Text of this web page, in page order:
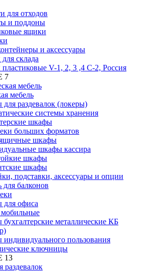
для отходов
и поддоны
ящики
и аксессуары
склада
V-1, 2, 3 ,4 С-2, Россия
7
мебель
раздевалок (локеры)
системы хранения
шкафы
больших форматов
шкафы
шкафы кассира
шкафы
шкафы
подставки, аксессуары и опции
для балконов
офиса
металлические КБ
пользования
ключницы
13